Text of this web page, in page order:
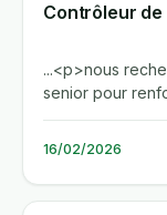
Contrôleur de
...<p>nous
senior pour
operationnel a...
16/02/2026